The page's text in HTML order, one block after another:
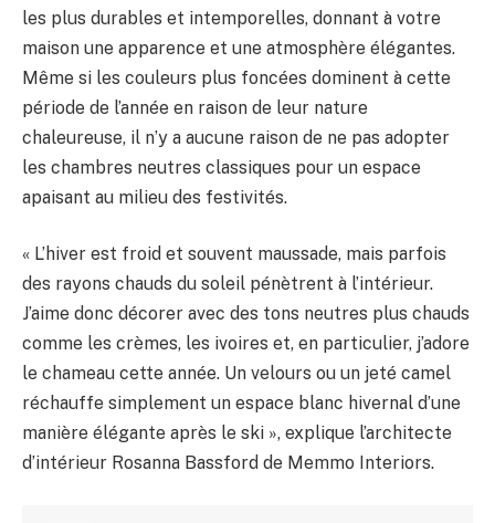
les plus durables et intemporelles, donnant à votre
maison une apparence et une atmosphère élégantes.
Même si les couleurs plus foncées dominent à cette
période de l’année en raison de leur nature
chaleureuse, il n’y a aucune raison de ne pas adopter
les chambres neutres classiques pour un espace
apaisant au milieu des festivités.
« L’hiver est froid et souvent maussade, mais parfois
des rayons chauds du soleil pénètrent à l’intérieur.
J’aime donc décorer avec des tons neutres plus chauds
comme les crèmes, les ivoires et, en particulier, j’adore
le chameau cette année. Un velours ou un jeté camel
réchauffe simplement un espace blanc hivernal d’une
manière élégante après le ski », explique l’architecte
d’intérieur Rosanna Bassford de Memmo Interiors.